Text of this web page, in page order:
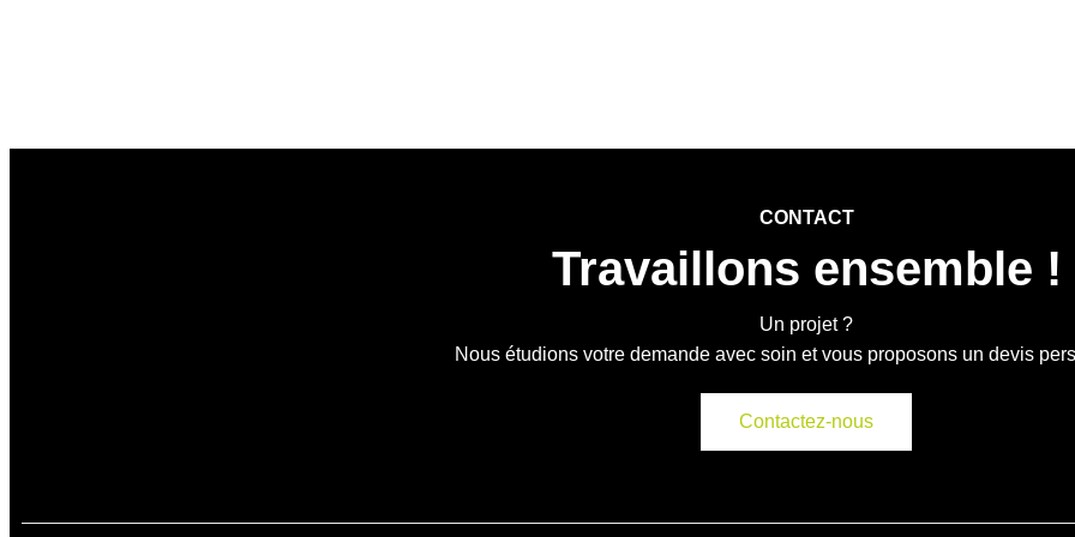
CONTACT
Travaillons ensemble !
Un projet ?
Nous étudions votre demande avec soin et vous proposons un devis
Contactez-nous